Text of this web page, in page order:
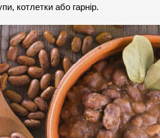
котлетки або гарнір.